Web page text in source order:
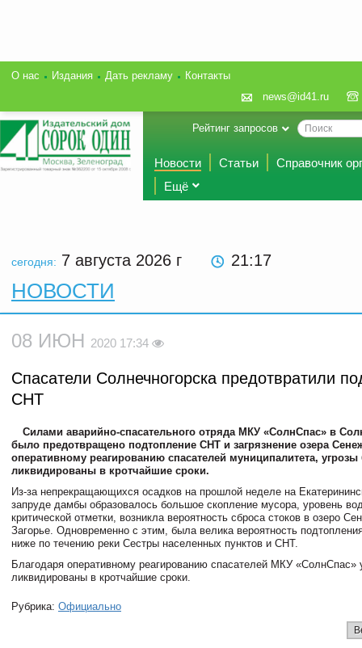
О нас Издания Дать рекламу
Контакты
news@id41.ru
Рейтинг запросов
Новости Статьи
Справочник
Ещё
сегодня: 7 августа 2026 г 21:17
НОВОСТИ
08 ИЮН 2020 17:34
Спасатели Солнечногорска предотвратили
СНТ
Силами аварийно-спасательного отряда МКУ «СолнСпас» в
было предотвращено подтопление СНТ и загрязнение озера
оперативному реагированию спасателей муниципалитета,
ликвидированы в кротчайшие сроки.
Из-за непрекращающихся осадков на прошлой неделе на
запруде дамбы образовалось большое скопление мусора, уровень
критической отметки, возникла вероятность сброса стоков в озеро
Загорье. Одновременно с этим, была велика вероятность
ниже по течению реки Сестры населенных пунктов и СНТ.
Благодаря оперативному реагированию спасателей МКУ «СолнСпас»
ликвидированы в кротчайшие сроки.
Рубрика: Официально